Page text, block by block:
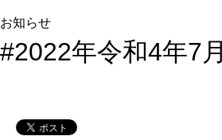
お知らせ
#2022年令和4年7